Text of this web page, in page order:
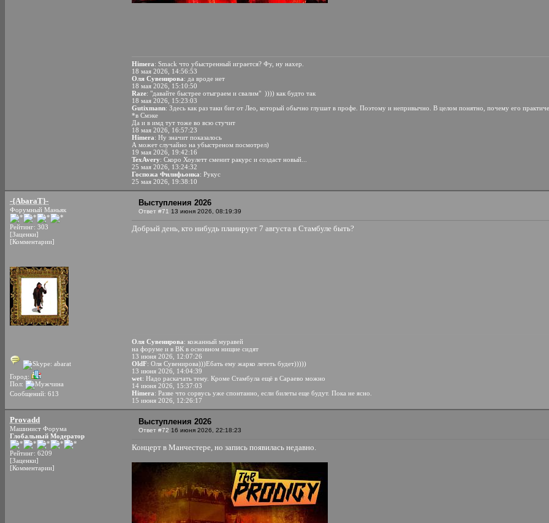
Himera: Smack что убыстренный играется? Фу, ну нахер.
18 мая 2026, 14:56:53
Оля Сувенирова: да вроде нет
18 мая 2026, 15:10:50
Raze: "давайте быстрее отыграем и свалим" )))) как будто так
18 мая 2026, 15:23:03
Gutixmann: Здесь как раз таки бит от Лео, который обычно глушат в профе. Поэтому и непривычно. В целом понятно, почему его
*в Смэке
Да и в имд тут тоже во всю стучит
18 мая 2026, 16:57:23
Himera: Ну значит показалось
А может случайно на убыстреном посмотрел)
19 мая 2026, 19:42:16
TexAvery: Скоро Хоулетт сменит ракурс и создаст новый...
25 мая 2026, 13:24:32
Госпожа Филифьонка: Рукус
25 мая 2026, 19:38:10
-{AbaraT}-
Форумный Маньяк
Рейтинг: 303
[Заценки]
[Комментарии]
Город:
Пол:
Сообщений: 613
Выступления 2026
Ответ #71 13 июня 2026, 08:19:39
Добрый день, кто нибудь планирует 7 августа в Стамбуле быть?
Оля Сувенирова: кожанный муравей
на форуме и в ВК в основном нищие сидят
13 июня 2026, 12:07:26
OldF: Оля Сувенирова)))Ебать ему жарко лететь будет)))))
13 июня 2026, 14:04:39
wet: Надо раскачать тему. Кроме Стамбула ещё в Сараево можно
14 июня 2026, 15:37:03
Himera: Разве что сорвусь уже спонтанно, если билеты еще будут. Пока не ясно.
15 июня 2026, 12:26:17
Provadd
Машинист Форума
Глобальный Модератор
Рейтинг: 6209
[Заценки]
[Комментарии]
Выступления 2026
Ответ #72 16 июня 2026, 22:18:23
Концерт в Манчестере, но запись появилась недавно.